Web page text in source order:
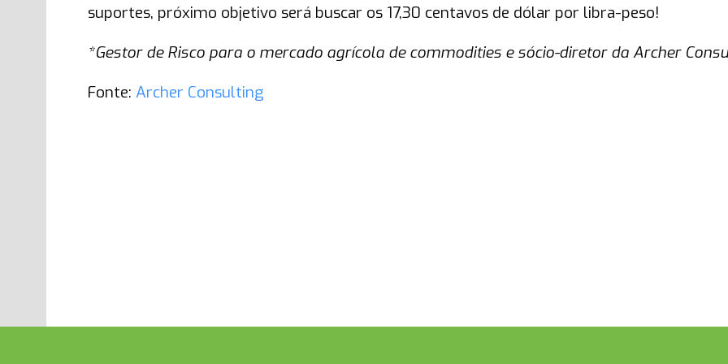
suportes, próximo objetivo será buscar os 17,30 centavos de dólar por libra-peso!
*Gestor de Risco para o mercado agrícola de commodities e sócio-diretor da Archer
Fonte: Archer Consulting